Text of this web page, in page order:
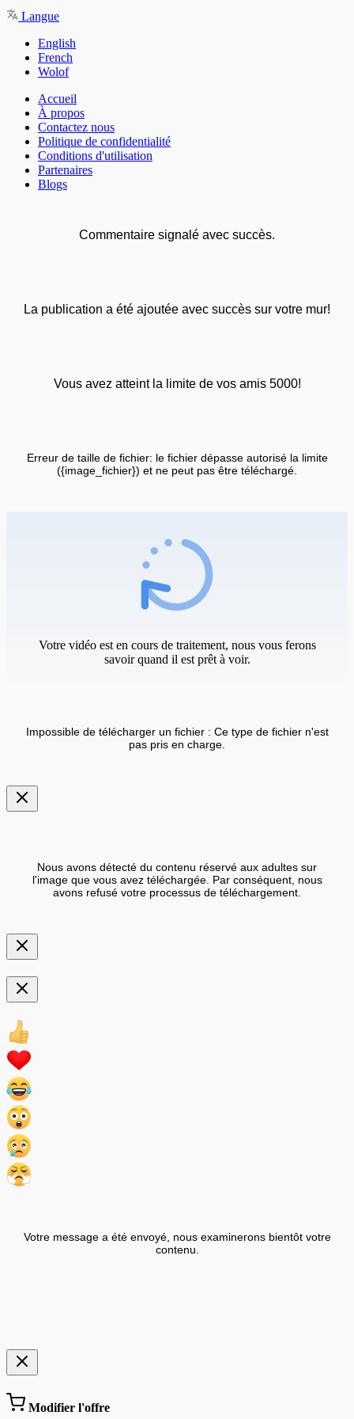
Langue
English
French
Wolof
Accueil
À propos
Contactez nous
Politique de confidentialité
Conditions d'utilisation
Partenaires
Blogs
Commentaire signalé avec succès.
La publication a été ajoutée avec succès sur votre mur!
Vous avez atteint la limite de vos amis 5000!
Erreur de taille de fichier: le fichier dépasse autorisé la limite
({image_fichier}) et ne peut pas être téléchargé.
Votre vidéo est en cours de traitement, nous vous ferons
savoir quand il est prêt à voir.
Impossible de télécharger un fichier : Ce type de fichier n'est
pas pris en charge.
Nous avons détecté du contenu réservé aux adultes sur
l'image que vous avez téléchargée. Par conséquent, nous
avons refusé votre processus de téléchargement.
Votre message a été envoyé, nous examinerons bientôt votre
contenu.
Modifier l'offre